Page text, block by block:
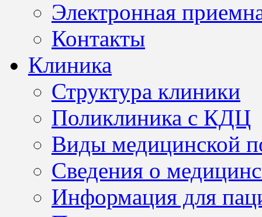
Электронная
Контакты
Клиника
Структура клиники
Поликлиника с КДЦ
Виды медицинской
Сведения о
Информация для